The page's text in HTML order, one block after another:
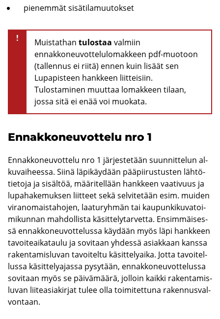
pie­nem­mät si­sä­ti­la­muu­tok­set
! Muistathan tulostaa valmiin
ennakkoneuvottelulomakkeen pdf-muotoon
(tallennus ei riitä) ennen kuin lisäät sen
Lupapisteen hankkeen liitteisiin.
Tulostaminen muuttaa lomakkeen tilaan,
jossa sitä ei enää voi muokata.
En­nak­ko­neu­vot­te­lu nro 1
En­nak­ko­neu­vot­te­lu nro 1 jär­jes­te­tään suun­nit­te­lun al­
ku­vai­hees­sa. Siinä lä­pi­käy­dään pää­pii­rus­tus­ten läh­tö­
tie­to­ja ja si­säl­töä, mää­ri­tel­lään hank­keen vaa­ti­vuus ja
lu­pa­ha­ke­muk­sen liit­teet sekä sel­vi­te­tään esim. mui­den
vi­ran­omais­ta­ho­jen, laa­tu­ryh­män tai kau­pun­ki­ku­va­toi­
mi­kun­nan mah­dol­lis­ta kä­sit­te­ly­tar­vet­ta. En­sim­mäi­ses­
sä en­nak­ko­neu­vot­te­lus­sa käy­dään myös läpi hank­keen
ta­voi­te­ai­ka­tau­lu ja so­vi­taan yh­des­sä asiak­kaan kans­sa
ra­ken­ta­mis­lu­van ta­voi­tel­tu kä­sit­te­ly­ai­ka. Jotta ta­voi­tel­
lus­sa kä­sit­te­ly­ajas­sa py­sy­tään, en­nak­ko­neu­vot­te­lus­sa
so­vi­taan myös se päi­vä­mää­rä, jol­loin kaik­ki ra­ken­ta­mis­
lu­van lii­tea­sia­kir­jat tulee olla toi­mi­tet­tu­na ra­ken­nus­val­
von­taan.